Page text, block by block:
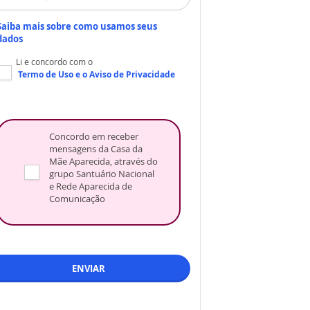
mais sobre como usamos seus
Li e concordo com o
Termo de Usoe oAviso de Privacidade
Concordo em receber
mensagens da Casa da
Mãe Aparecida, através do
grupo Santuário Nacional
e Rede Aparecida de
Comunicação
ENVIAR